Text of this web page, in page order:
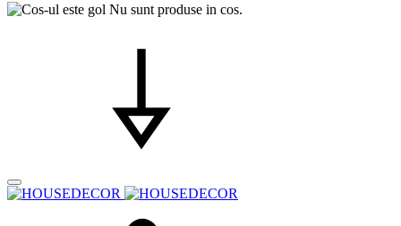
Nu sunt produse in cos.